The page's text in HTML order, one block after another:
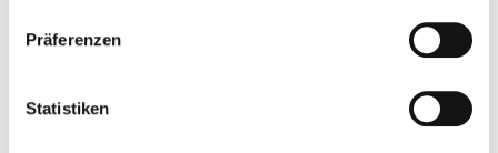
Präferenzen
Statistiken
In den Warenkorb
PDF herunterladen